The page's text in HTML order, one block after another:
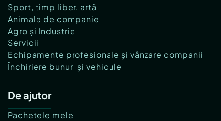
Sport, timp liber, artă
Animale de companie
Agro și Industrie
Servicii
Echipamente profesionale și vânzare companii
Închiriere bunuri și vehicule
De ajutor
Pachetele mele